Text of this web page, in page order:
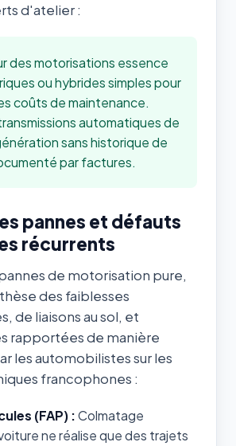
d'atelier :
des motorisations essence
ou hybrides simples pour
coûts de maintenance.
automatiques de
sans historique de
par factures.
pannes et défauts
récurrents
de motorisation pure,
des faiblesses
de liaisons au sol, et
rapportées de manière
les automobilistes sur les
francophones :
(FAP) :Colmatage
ne réalise que des trajets